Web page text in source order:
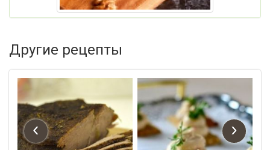
Другие рецепты
‹ ›